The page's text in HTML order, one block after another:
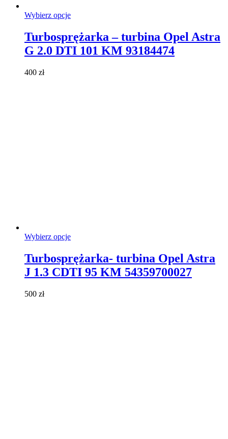
Wybierz opcjeTen
wiele
wariantów.
Turbosprężarka – turbina Opel Astra
G 2.0 DTI 101 KM 93184474
400 zł
Wybierz opcjeTen
wiele
wariantów.
Turbosprężarka- turbina Opel Astra
J 1.3 CDTI 95 KM 54359700027
500 zł